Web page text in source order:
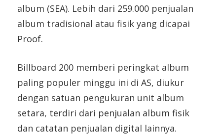
album (SEA). Lebih dari 259.000 penjualan
album tradisional atau fisik yang dicapai
Proof.
Billboard 200 memberi peringkat album
paling populer minggu ini di AS, diukur
dengan satuan pengukuran unit album
setara, terdiri dari penjualan album fisik
dan catatan penjualan digital lainnya.